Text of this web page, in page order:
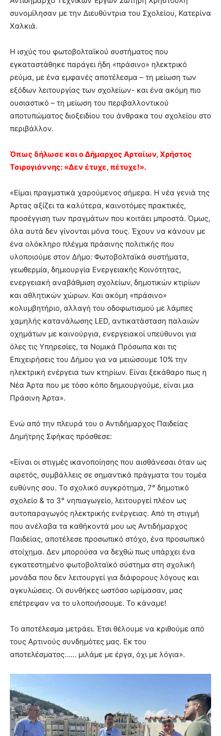
συνομίλησαν με την Διευθύντρια του Σχολείου, Κατερίνα
Χαλκιά.
Η ισχύς του φωτοβολταϊκού συστήματος που
εγκαταστάθηκε παράγει ήδη «πράσινο» ηλεκτρικό
ρεύμα, με ένα εμφανές αποτέλεσμα – τη μείωση των
εξόδων λειτουργίας των σχολείων- και ένα ακόμη πιο
ουσιαστικό – τη μείωση του περιβαλλοντικού
αποτυπώματος διοξειδίου του άνθρακα του σχολείου στο
περιβάλλον.
Όπως δήλωσε και ο Δήμαρχος Αρταίων, Χρήστος
Τσιρογιάννης: «Δεν έτυχε, πέτυχε!».
«Είμαι πραγματικά χαρούμενος σήμερα. Η νέα γενιά της
Άρτας αξίζει τα καλύτερα, καινοτόμες πρακτικές,
προσέγγιση των πραγμάτων που κοιτάει μπροστά. Όμως,
όλα αυτά δεν γίνονται μόνα τους. Έχουν να κάνουν με
ένα ολόκληρο πλέγμα πράσινης πολιτικής που
υλοποιούμε στον Δήμο: Φωτοβολταϊκά συστήματα,
γεωθερμία, δημιουργία Ενεργειακής Κοινότητας,
ενεργειακή αναβάθμιση σχολείων, δημοτικών κτιρίων
και αθλητικών χώρων. Και ακόμη «πράσινο»
κολυμβητήριο, αλλαγή του οδοφωτισμού με λάμπες
χαμηλής κατανάλωσης LED, αντικατάσταση παλαιών
οχημάτων με καινούργια, ενεργειακοί υπεύθυνοι για
όλες τις Υπηρεσίες, τα Νομικά Πρόσωπα και τις
Επιχειρήσεις του Δήμου για να μειώσουμε 10% την
ηλεκτρική ενέργεια των κτηρίων. Είναι ξεκάθαρο πως η
Νέα Άρτα που με τόσο κόπο δημιουργούμε, είναι μια
Πράσινη Άρτα».
Ενώ από την πλευρά του ο Αντιδήμαρχος Παιδείας
Δημήτρης Σφήκας πρόσθεσε:
«Είναι οι στιγμές ικανοποίησης που αισθάνεσαι όταν ως
αιρετός, συμβάλλεις σε σημαντικά πράγματα του τομέα
ευθύνης σου. Το σχολικό συγκρότημα, 7° δημοτικό
σχολείο & το 3° νηπιαγωγείο, λειτουργεί πλέον ως
αυτοπαραγωγός ηλεκτρικής ενέργειας. Από τη στιγμή
που ανέλαβα τα καθήκοντά μου ως Αντιδήμαρχος
Παιδείας, αποτέλεσε προσωπικό στόχο, ένα προσωπικό
στοίχημα. Δεν μπορούσα να δεχθώ πως υπάρχει ένα
εγκατεστημένο φωτοβολταϊκό σύστημα στη σχολική
μονάδα που δεν λειτουργεί για διάφορους λόγους και
αγκυλώσεις. Οι συνθήκες ωστόσο ωρίμασαν, μας
επέτρεψαν να το υλοποιήσουμε. Το κάναμε!
Το αποτέλεσμα μετράει. Έτσι θέλουμε να κριθούμε από
τους Αρτινούς συνδημότες μας. Εκ του
αποτελέσματος…… μιλάμε με έργα, όχι με λόγια».